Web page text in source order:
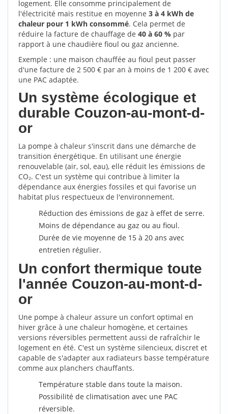
logement. Elle consomme principalement de
l'électricité mais restitue en moyenne 3 à 4 kWh de
chaleur pour 1 kWh consommé. Cela permet de
réduire la facture de chauffage de 40 à 60 % par
rapport à une chaudière fioul ou gaz ancienne.
Exemple : une maison chauffée au fioul peut passer
d'une facture de 2 500 € par an à moins de 1 200 € avec
une PAC adaptée.
Un système écologique et
durable Couzon-au-mont-d-
or
La pompe à chaleur s'inscrit dans une démarche de
transition énergétique. En utilisant une énergie
renouvelable (air, sol, eau), elle réduit les émissions de
CO₂. C'est un système qui contribue à limiter la
dépendance aux énergies fossiles et qui favorise un
habitat plus respectueux de l'environnement.
Réduction des émissions de gaz à effet de serre.
Moins de dépendance au gaz ou au fioul.
Durée de vie moyenne de 15 à 20 ans avec
entretien régulier.
Un confort thermique toute
l'année Couzon-au-mont-d-
or
Une pompe à chaleur assure un confort optimal en
hiver grâce à une chaleur homogène, et certaines
versions réversibles permettent aussi de rafraîchir le
logement en été. C'est un système silencieux, discret et
capable de s'adapter aux radiateurs basse température
comme aux planchers chauffants.
Température stable dans toute la maison.
Possibilité de climatisation avec une PAC
réversible.